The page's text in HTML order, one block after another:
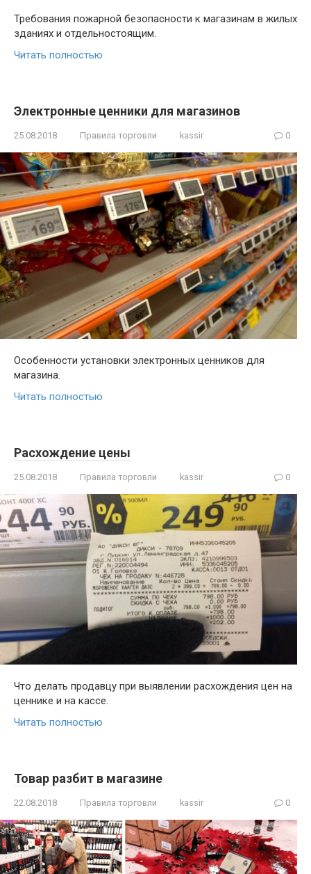
Требования пожарной безопасности к магазинам в жилых
зданиях и отдельностоящим.
Читать полностью
Электронные ценники для магазинов
25.08.2018 Правила торговли kassir 0
Особенности установки электронных ценников для
магазина.
Читать полностью
Расхождение цены
25.08.2018 Правила торговли kassir 0
Что делать продавцу при выявлении расхождения цен на
ценнике и на кассе.
Читать полностью
Товар разбит в магазине
22.08.2018 Правила торговли kassir 0